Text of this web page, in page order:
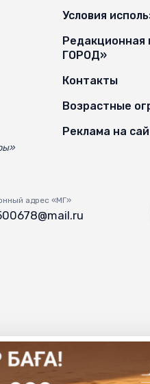
Условия
Редакционная
ГОРОД»
Контакты
Возрастные
Реклама на
адрес «МГ»